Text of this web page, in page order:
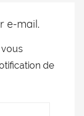
e-mail.
vous
de